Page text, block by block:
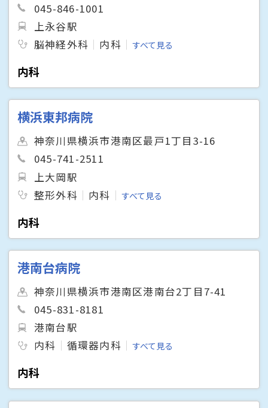
045-846-1001
上永谷駅
脳神経外科
内科 すべて見る
内科
横浜東邦病院
神奈川県横浜市港南区最戸1丁目3-16
045-741-2511
上大岡駅
整形外科
内科 すべて見る
内科
港南台病院
神奈川県横浜市港南区港南台2丁目7-41
045-831-8181
港南台駅
内科
循環器内科 すべて見る
内科